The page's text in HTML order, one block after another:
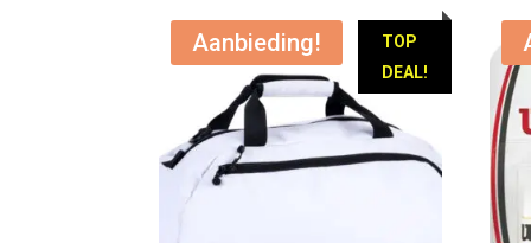
TOP
DEAL!
Aanbieding!